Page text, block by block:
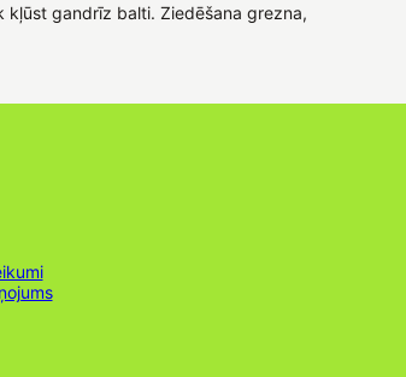
kļūst gandrīz balti. Ziedēšana grezna,